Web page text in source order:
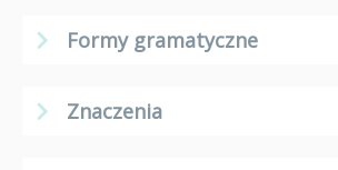
Formy gramatyczne
Znaczenia